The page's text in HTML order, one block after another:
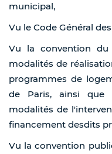
municipal,
Vu le Code Général
Vu la convention du
modalités de
programmes de
de Paris, ainsi que
modalités de
financement desdits
Vu la convention